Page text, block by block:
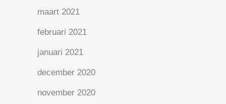
maart 2021
februari 2021
januari 2021
december 2020
november 2020